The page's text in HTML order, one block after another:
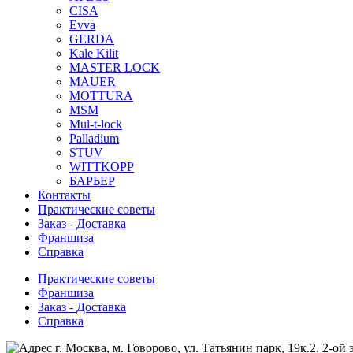
CISA
Evva
GERDA
Kale Kilit
MASTER LOCK
MAUER
MOTTURA
MSM
Mul-t-lock
Palladium
STUV
WITTKOPP
БАРЬЕР
Контакты
Практические советы
Заказ - Доставка
Франшиза
Справка
Практические советы
Франшиза
Заказ - Доставка
Справка
г. Москва, м. Говорово, ул. Татьянин парк, 19к.2, 2-ой